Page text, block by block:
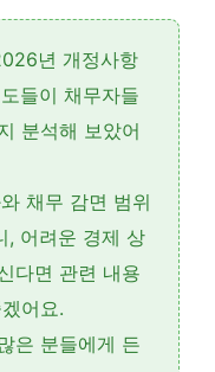
년 개정사항
들이 채무자들
분석해 보았어
채무 감면 범위
, 어려운 경제 상
다면 관련 내용
어요.
은 분들에게 든